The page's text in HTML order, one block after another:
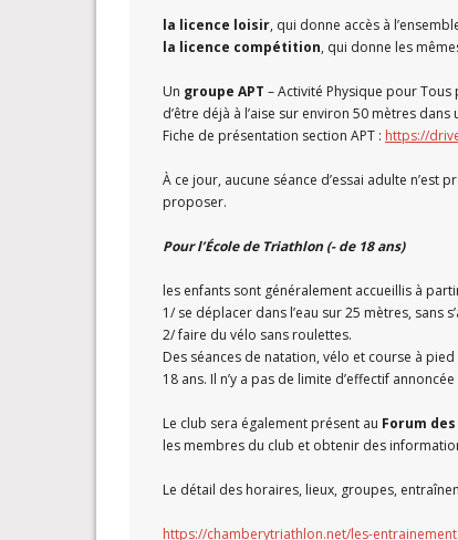
la licence loisir, qui donne accès à
la licence compétition, qui donne les
Un groupe APT – Activité Physique pour
d’être déjà à l’aise sur environ 50 mètres dans
Fiche de présentation section APT : https://
À ce jour, aucune séance d’essai adulte
proposer.
Pour l’École de Triathlon (- de 18 ans)
les enfants sont généralement accueillis à
1/ se déplacer dans l’eau sur 25 mètres, sans
2/ faire du vélo sans roulettes.
Des séances de natation, vélo et course à
18 ans. Il n’y a pas de limite d’effectif
Le club sera également présent au Forum
les membres du club et obtenir des
Le détail des horaires, lieux, groupes,
https://chamberytriathlon.net/les-